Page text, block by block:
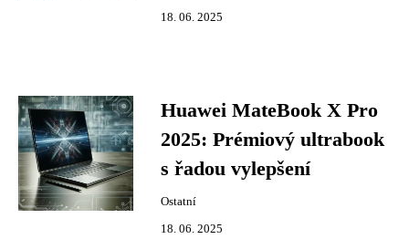
18. 06. 2025
Huawei MateBook X Pro
2025: Prémiový ultrabook
s řadou vylepšení
Ostatní
18. 06. 2025